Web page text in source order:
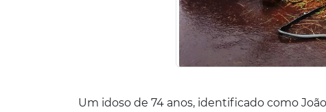
Um idoso de 74 anos, identificado como